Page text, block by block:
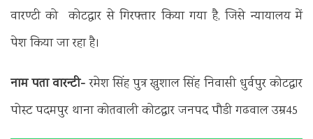
वारण्टी को कोटद्वार से गिरफ्तार किया गया है, जिसे न्यायालय में
पेश किया जा रहा है।
नाम पता वारन्टी-रमेश सिंह पुत्र खुशाल सिंह निवासी धुर्वपुर कोटद्वार
पोस्ट पदमपुर थाना कोतवाली कोटद्वार जनपद पौडी गढवाल उम्र45